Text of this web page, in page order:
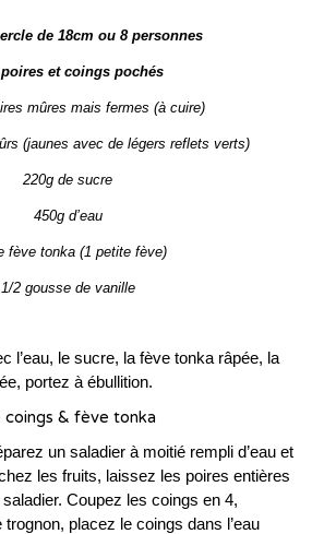
de 18cm ou 8 personnes
et coings pochés
mûres mais fermes (à cuire)
(jaunes avec de légers reflets verts)
220g de sucre
450g d’eau
fève tonka (1 petite fève)
1/2 gousse de vanille
l’eau, le sucre, la fève tonka râpée, la
portez à ébullition.
un saladier à moitié rempli d’eau et
les fruits, laissez les poires entières
Coupez les coings en 4,
placez le coings dans l’eau